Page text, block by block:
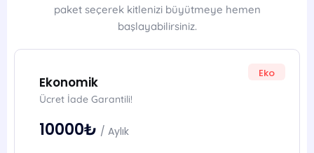
paket seçerek kitlenizi büyütmeye hemen
başlayabilirsiniz.
Ekonomik
Eko
Ücret İade Garantili!
10000₺ / Aylık